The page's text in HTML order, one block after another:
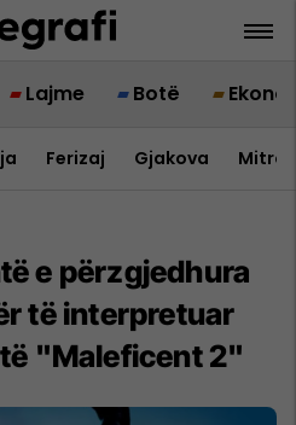
Lajme Botë
Ferizaj Gjakova
e përzgjedhura
të interpretuar
"Maleficent 2"